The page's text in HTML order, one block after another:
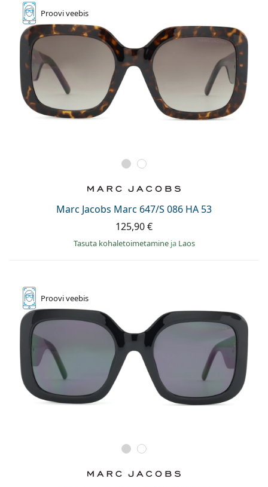
Prooviveebis
Marc Jacobs Marc 647/S 086 HA 53
125,90 €
Tasuta kohaletoimetamine ja Laos
Prooviveebis